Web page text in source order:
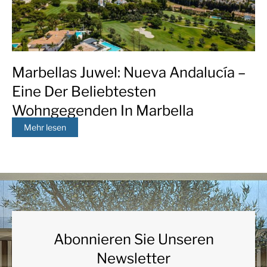
Marbellas Juwel: Nueva Andalucía –
Eine Der Beliebtesten
Wohngegenden In Marbella
Mehr lesen
Abonnieren Sie Unseren
Newsletter